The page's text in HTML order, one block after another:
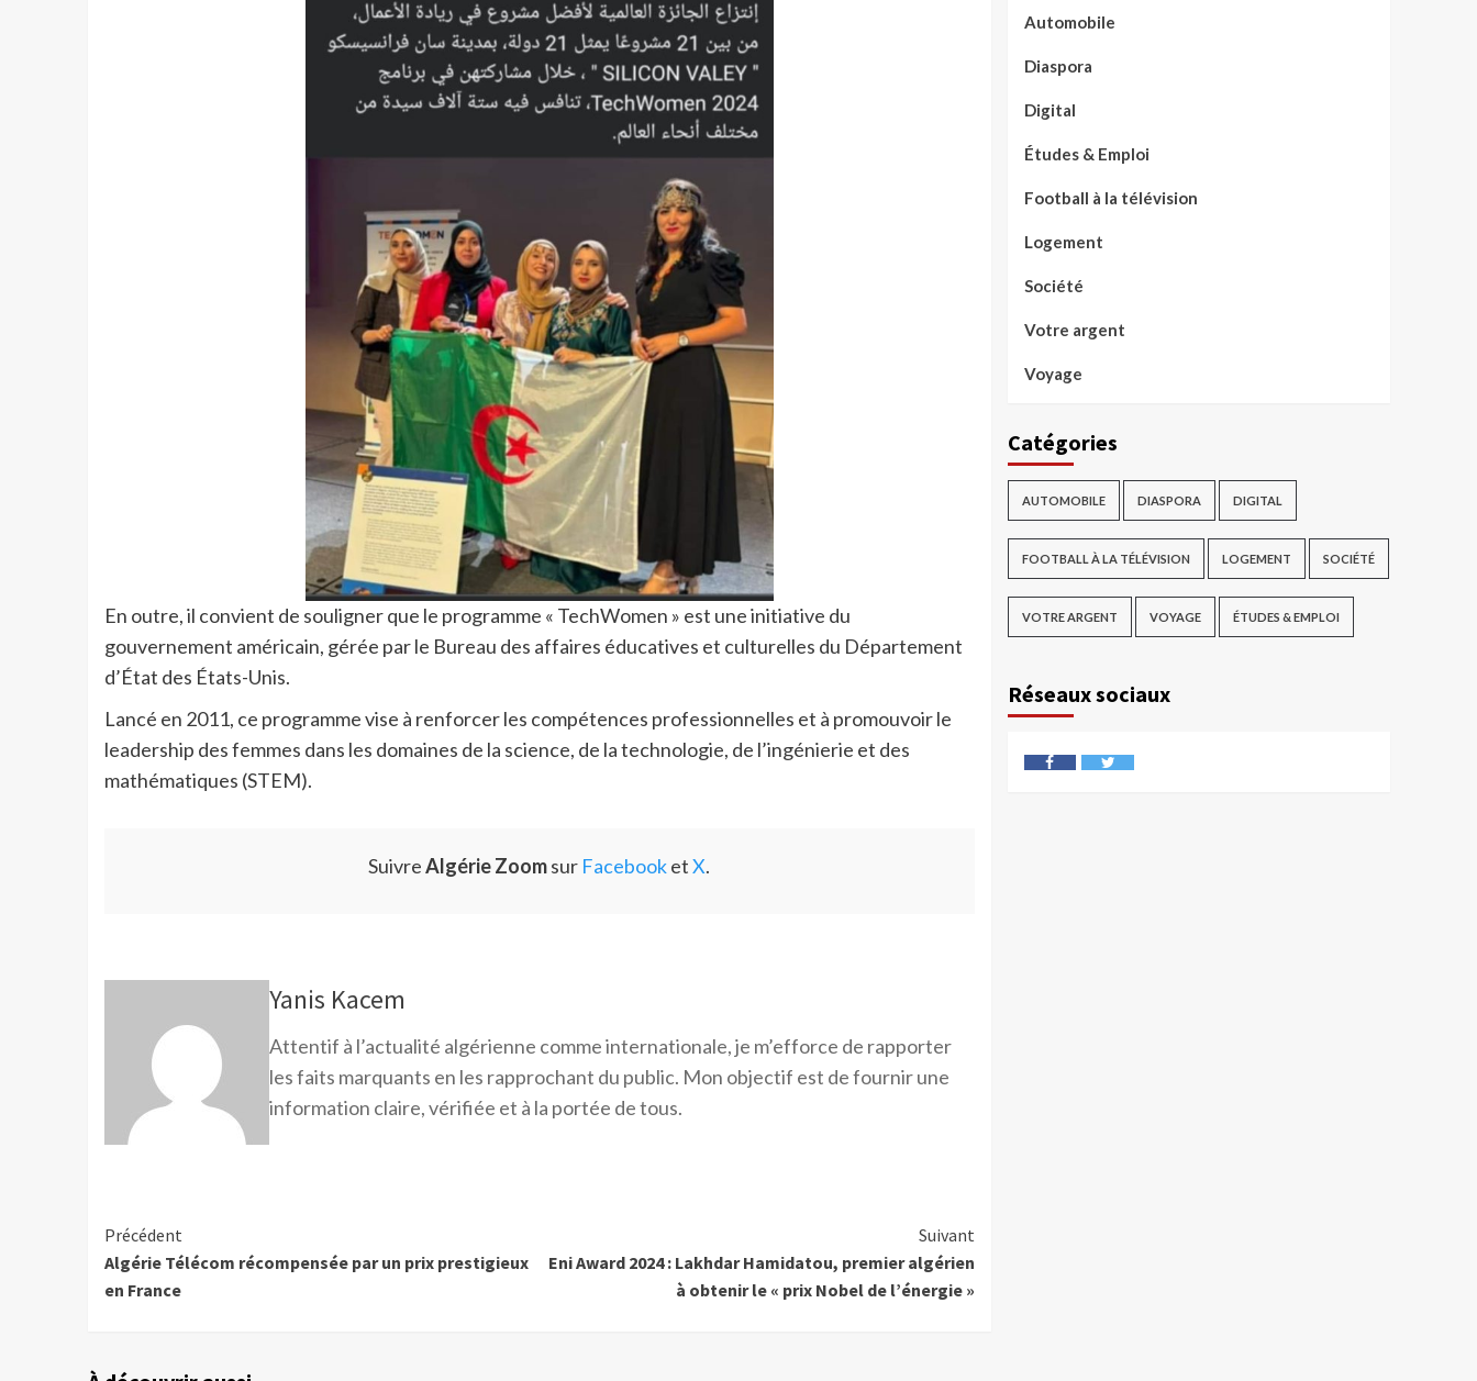
En outre, il convient de souligner que le programme « TechWomen » est une initiative du
gouvernement américain, gérée par le Bureau des affaires éducatives et culturelles du Département
d’État des États-Unis.
Lancé en 2011, ce programme vise à renforcer les compétences professionnelles et à promouvoir le
leadership des femmes dans les domaines de la science, de la technologie, de l’ingénierie et des
mathématiques (STEM).
SuivreAlgérie Zoomsur FacebooketX.
Yanis Kacem
Attentif à l’actualité algérienne comme internationale, je m’efforce de rapporter
les faits marquants en les rapprochant du public. Mon objectif est de fournir une
information claire, vérifiée et à la portée de tous.
Précédent
Algérie Télécom récompensée par un prix prestigieux
en France
Suivant
Eni Award 2024 : Lakhdar Hamidatou, premier algérien
à obtenir le « prix Nobel de l’énergie »
Automobile
Diaspora
Digital
Études & Emploi
Football à la télévision
Logement
Société
Votre argent
Voyage
Catégories
AUTOMOBILE DIASPORA DIGITAL
FOOTBALL À LA TÉLÉVISION LOGEMENT SOCIÉTÉ
VOTRE ARGENT VOYAGE ÉTUDES & EMPLOI
Réseaux sociaux